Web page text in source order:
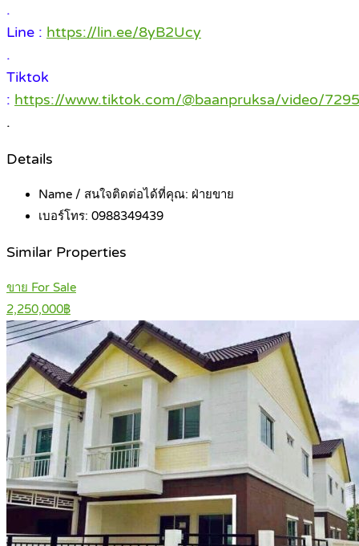
.
Line : https://lin.ee/8yB2Ucy
.
Tiktok
: https://www.tiktok.com/@baanpruksa/video/
.
Details
Name / สนใจติดต่อได้ที่คุณ: ฝ่ายขาย
เบอร์โทร: 0988349439
Similar Properties
ขาย For Sale
2,250,000฿